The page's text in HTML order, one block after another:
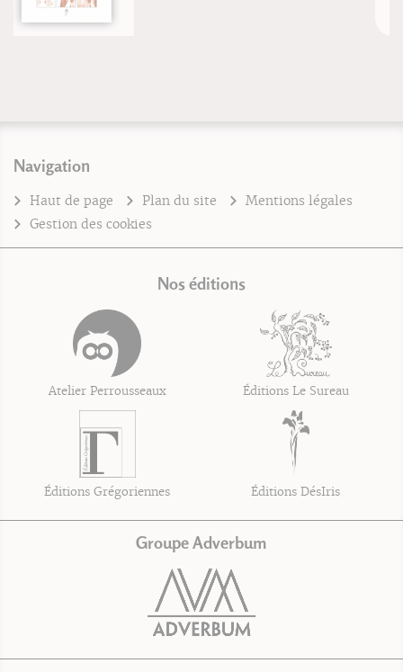
Navigation
Haut de page Plan du site
Mentions légales
Gestion des cookies
Nos éditions
Atelier Perrousseaux Éditions Le Sureau
Éditions Grégoriennes Éditions DésIris
Groupe Adverbum